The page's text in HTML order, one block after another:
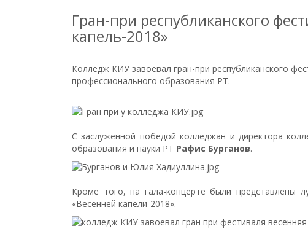
Гран-при республиканского
капель-2018»
Колледж КИУ завоевал гран-при республиканского
профессионального образования РТ.
С заслуженной победой колледжан и директора
образования и науки РТ Рафис Бурганов.
Кроме того, на гала-концерте были представлены
«Весенней капели-2018».